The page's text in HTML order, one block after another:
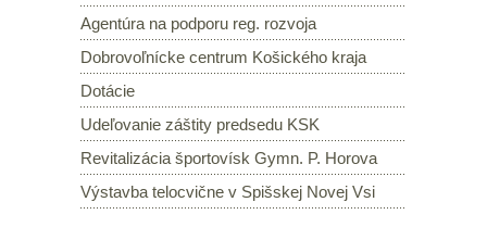
Agentúra na podporu reg. rozvoja
Dobrovoľnícke centrum Košického kraja
Dotácie
Udeľovanie záštity predsedu KSK
Revitalizácia športovísk Gymn. P. Horova
Výstavba telocvične v Spišskej Novej Vsi